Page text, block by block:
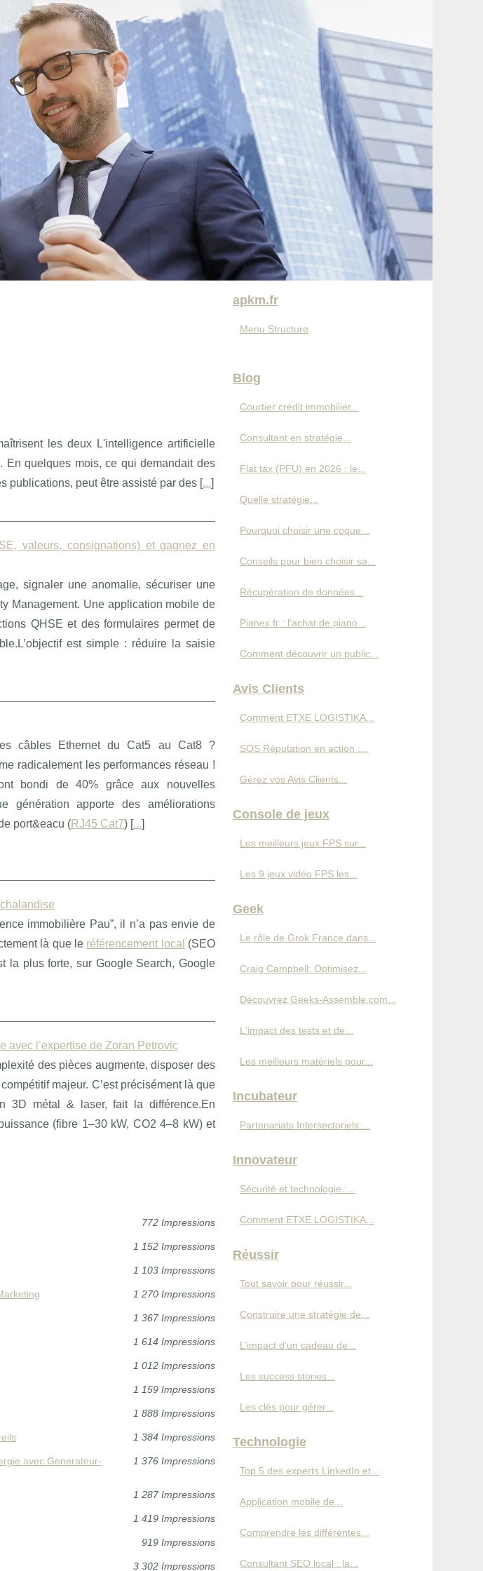
les deux L'intelligence artificielle
quelques mois, ce qui demandait des
publications, peut être assisté par des [...]
valeurs, consignations) et gagnez en
signaler une anomalie, sécuriser une
Management. Une application mobile de
QHSE et des formulaires permet de
est simple : réduire la saisie
câbles Ethernet du Cat5 au Cat8 ?
radicalement les performances réseau !
bondi de 40% grâce aux nouvelles
génération apporte des améliorations
port&eacu (RJ45 Cat7) [...]
immobilière Pau”, il n’a pas envie de
là que le référencement local (SEO
la plus forte, sur Google Search, Google
avec l’expertise de Zoran Petrovic
des pièces augmente, disposer des
majeur. C’est précisément là que
3D métal & laser, fait la différence.En
(fibre 1–30 kW, CO2 4–8 kW) et
772 Impressions
1 152 Impressions
1 103 Impressions
1 270 Impressions
1 367 Impressions
1 614 Impressions
1 012 Impressions
1 159 Impressions
1 888 Impressions
1 384 Impressions
avec Generateur-
1 376 Impressions
1 287 Impressions
1 419 Impressions
919 Impressions
3 302 Impressions
apkm.fr
Menu Structure
Blog
Courtier crédit immobilier...
Consultant en stratégie...
Flat tax (PFU) en 2026 : le...
Quelle stratégie...
Pourquoi choisir une coque...
Conseils pour bien choisir sa...
Récupération de données...
Pianex.fr : l'achat de piano...
Comment découvrir un public...
Avis Clients
Comment ETXE LOGISTIKA...
SOS Réputation en action :...
Gérez vos Avis Clients...
Console de jeux
Les meilleurs jeux FPS sur...
Les 9 jeux vidéo FPS les...
Geek
Le rôle de Grok France dans...
Craig Campbell: Optimisez...
Découvrez Geeks-Assemble.com...
L'impact des tests et de...
Les meilleurs matériels pour...
Incubateur
Partenariats Intersectoriels:...
Innovateur
Sécurité et technologie :...
Comment ETXE LOGISTIKA...
Réussir
Tout savoir pour réussir...
Construire une stratégie de...
L’impact d’un cadeau de...
Les success stories...
Les clés pour gérer...
Technologie
Top 5 des experts LinkedIn et...
Application mobile de...
Comprendre les différentes...
Consultant SEO local : la...